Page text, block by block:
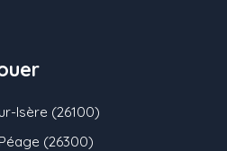
Isère (26100)
(26300)